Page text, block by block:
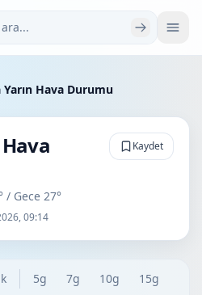
Hava Durumu
/ Gece 27°
09:14
Kaydet
5g 7g 10g
15g